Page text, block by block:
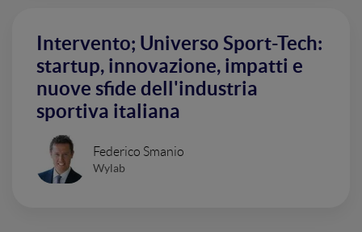
Intervento; Universo Sport-Tech:
startup, innovazione, impatti e
nuove sfide dell'industria
sportiva italiana
Federico Smanio
Wylab